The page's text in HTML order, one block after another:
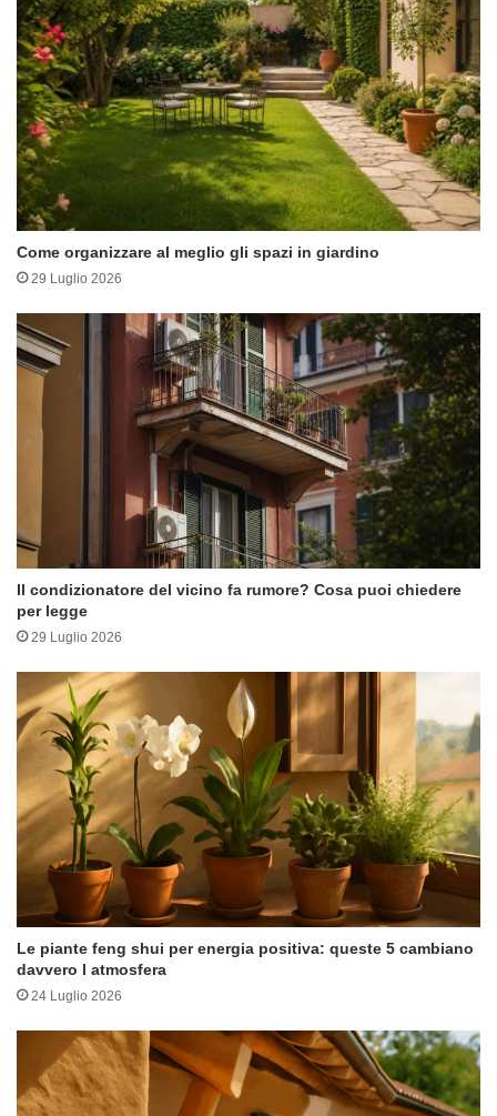
Come organizzare al meglio gli spazi in giardino
29 Luglio 2026
Il condizionatore del vicino fa rumore? Cosa puoi chiedere
per legge
29 Luglio 2026
Le piante feng shui per energia positiva: queste 5 cambiano
davvero l atmosfera
24 Luglio 2026